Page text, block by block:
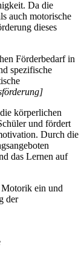
Da die
auch motorische
dieses
Förderbedarf in
spezifische
körperlichen
und fördert
Durch die
das Lernen auf
ein und
der